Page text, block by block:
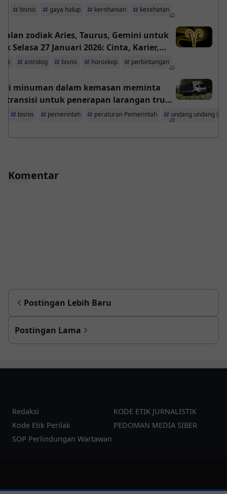
bisnis gaya hidup kerohanian kesehatan
zodiak Aries, Taurus, Gemini untuk
Selasa 27 Januari 2026: Cinta, Karier,
Kesehatan
astrolog bisnis horoskop perbintangan
minuman dalam kemasan meminta
transisi untuk penerapan larangan truk
tiga sumbu
bisnis pemerintah peraturan Pemerintah undang undang
Komentar
Postingan Lebih Baru
Postingan Lama
Redaksi
KODE ETIK JURNALISTIK
Kode Etik Perilak
PEDOMAN MEDIA SIBER
SOP Perlindungan Wartawan